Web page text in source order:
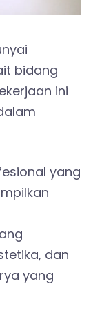
bidang
ini
yang
dan
yang